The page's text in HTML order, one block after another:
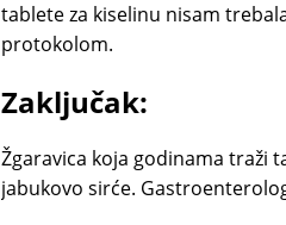
tablete za kiselinu nisam
protokolom.
Zaključak:
Žgaravica koja godinama traži
jabukovo sirće.